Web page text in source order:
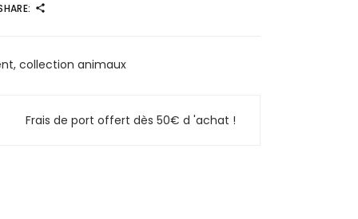
,collection animaux
Frais de port offert dès 50€ d 'achat !